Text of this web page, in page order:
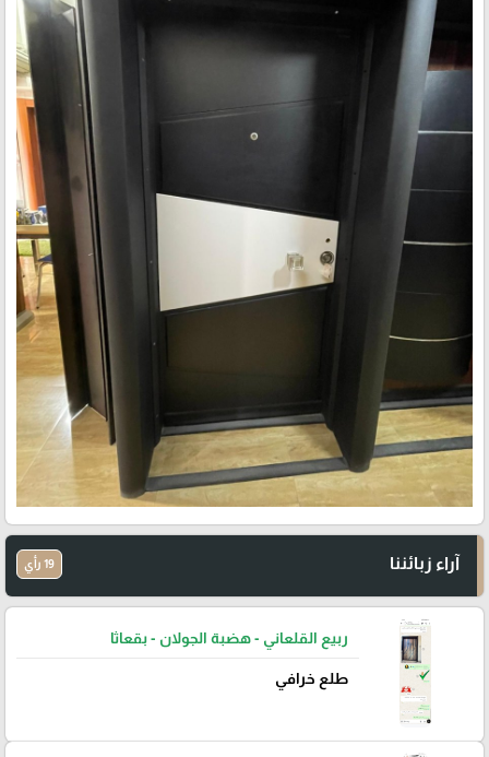
آراء زبائننا 19 رأي
ربيع القلعاني - هضبة الجولان - بقعاثا
طلع خرافي